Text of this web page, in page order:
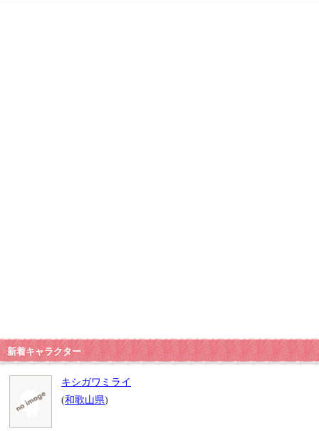
新着キャラクター
キシガワミライ
(和歌山県)